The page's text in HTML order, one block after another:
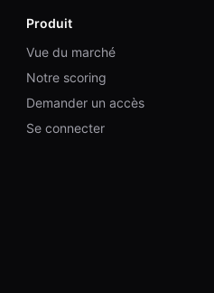
Produit
Vue du marché
Notre scoring
Demander un accès
Se connecter